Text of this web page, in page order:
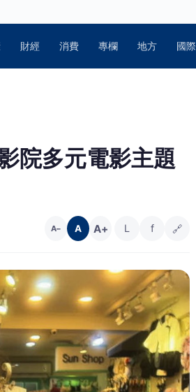
財經 消費 專欄 地方 國際
院多元電影主題
A− A A+ L f 🔗